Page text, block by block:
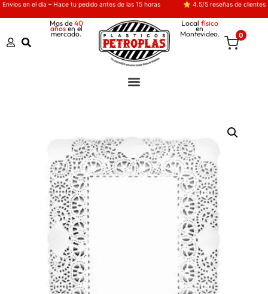
Envíos en el día – Hace tu pedido antes de las 15 horas ⭐ 4.5/5 reseñas de clientes
Mas de 40
añosen el
mercado.
Local físico
en
Montevideo. 0